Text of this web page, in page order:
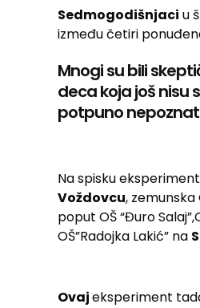
Sedmogodišnjaci u
između četiri
Mnogi su bili
deca koja još nisu
potpuno
Na spisku
Voždovcu, zemunska
poput OŠ “Đuro
OŠ”Radojka Lakić” na
Ovajeksperiment